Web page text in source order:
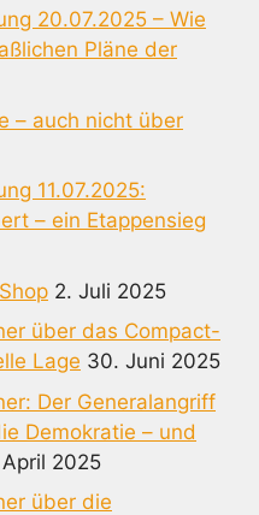
20.07.2025 – Wie
Pläne der
– auch nicht über
11.07.2025:
– ein Etappensieg
2. Juli 2025
über das Compact-
Lage 30. Juni 2025
Der Generalangriff
Demokratie – und
2025
über die